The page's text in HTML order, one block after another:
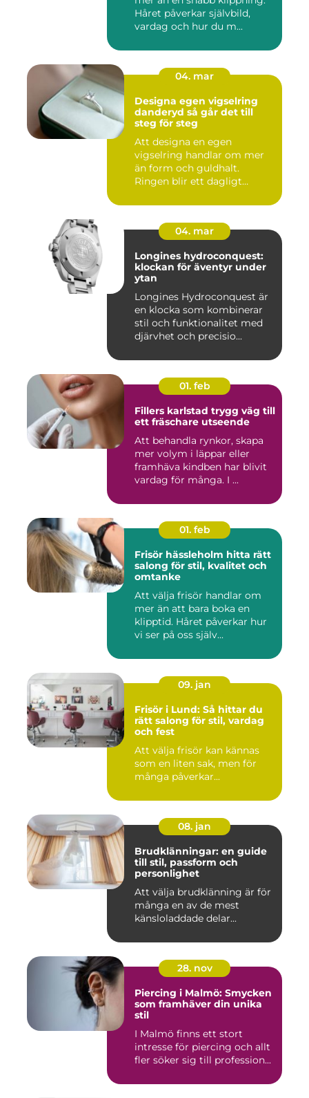
Håret påverkar självbild,
vardag och hur du m...
04. mar
Designa egen vigselring
danderyd så går det till
steg för steg
Att designa en egen
vigselring handlar om mer
än form och guldhalt.
Ringen blir ett dagligt
04. mar
Longines hydroconquest:
klockan för äventyr under
ytan
Longines Hydroconquest är
en klocka som kombinerar
stil och funktionalitet med
djärvhet och precisio...
01. feb
Fillers karlstad trygg väg till
ett fräschare utseende
Att behandla rynkor, skapa
mer volym i läppar eller
framhäva kindben har blivit
vardag för många. I ...
01. feb
Frisör hässleholm hitta rätt
salong för stil, kvalitet och
omtanke
Att välja frisör handlar om
mer än att bara boka en
klipptid. Håret påverkar hur
vi ser på oss själv...
09. jan
Frisör i Lund: Så hittar du
rätt salong för stil, vardag
och fest
Att välja frisör kan kännas
som en liten sak, men för
många påverkar...
08. jan
Brudklänningar: en guide
till stil, passform och
personlighet
Att välja brudklänning är för
många en av de mest
känsloladdade delar...
28. nov
Piercing i Malmö: Smycken
som framhäver din unika
stil
I Malmö finns ett stort
intresse för piercing och allt
fler söker sig till profession...